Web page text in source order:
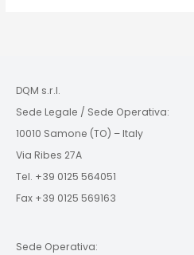
DQM s.r.l.
Sede Legale / Sede Operativa:
10010 Samone (TO) – Italy
Via Ribes 27A
Tel. +39 0125 564051
Fax +39 0125 569163
Sede Operativa: